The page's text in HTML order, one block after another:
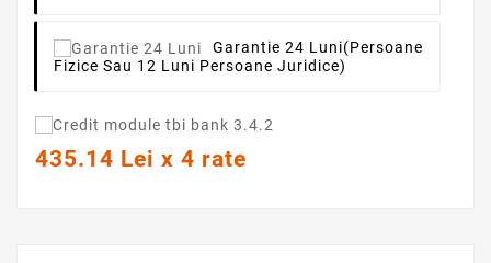
Garantie 24 Luni(persoane
Fizice Sau 12 Luni Persoane Juridice)
435.14 Lei x 4 rate